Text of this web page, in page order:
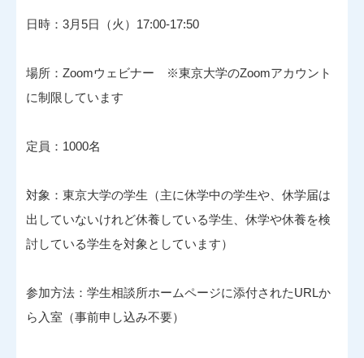
日時：3月5日（火）17:00-17:50
場所：Zoomウェビナー ※東京大学のZoomアカウント
に制限しています
定員：1000名
対象：東京大学の学生（主に休学中の学生や、休学届は
出していないけれど休養している学生、休学や休養を検
討している学生を対象としています）
参加方法：学生相談所ホームページに添付されたURLか
ら入室（事前申し込み不要）